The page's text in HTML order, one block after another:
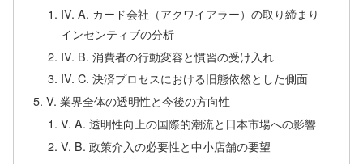
IV. A. カード会社（アクワイアラー）の取り締まり
インセンティブの分析
IV. B. 消費者の行動変容と慣習の受け入れ
IV. C. 決済プロセスにおける旧態依然とした側面
V. 業界全体の透明性と今後の方向性
V. A. 透明性向上の国際的潮流と日本市場への影響
V. B. 政策介入の必要性と中小店舗の要望